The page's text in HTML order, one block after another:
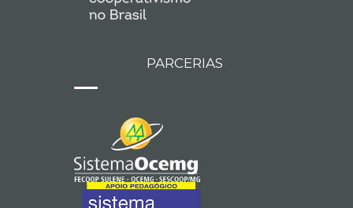
PARCERIAS